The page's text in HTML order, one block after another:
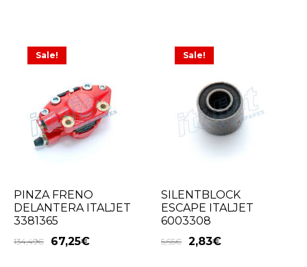
Sale!
PINZA FRENO
DELANTERA ITALJET
3381365
134,49€ 67,25€
Sale!
SILENTBLOCK
ESCAPE ITALJET
6003308
5,65€ 2,83€